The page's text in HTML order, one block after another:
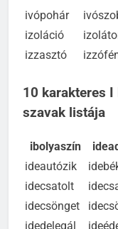
italozik
itatódik
ivópohár
izoláció
izolátor
10 karakteres
ibolyaszín
ideautózik
idecsatolt
idecsönget